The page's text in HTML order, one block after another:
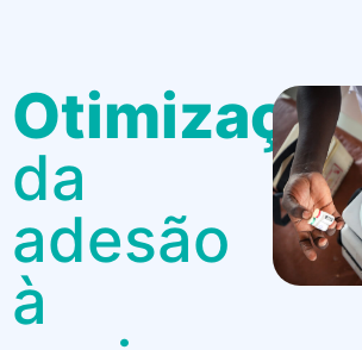
Otimização
da
adesão
à